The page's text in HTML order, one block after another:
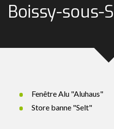
Boissy-sous-
Fenêtre Alu "Aluhaus"
Store banne "Selt"